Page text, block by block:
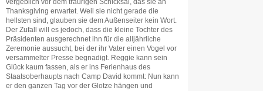
vergeblich vor dem traurigen Schicksal, das sie an
Thanksgiving erwartet. Weil sie nicht gerade die
hellsten sind, glauben sie dem Außenseiter kein Wort.
Der Zufall will es jedoch, dass die kleine Tochter des
Präsidenten ausgerechnet ihn für die alljährliche
Zeremonie aussucht, bei der ihr Vater einen Vogel vor
versammelter Presse begnadigt. Reggie kann sein
Glück kaum fassen, als er ins Ferienhaus des
Staatsoberhaupts nach Camp David kommt: Nun kann
er den ganzen Tag vor der Glotze hängen und